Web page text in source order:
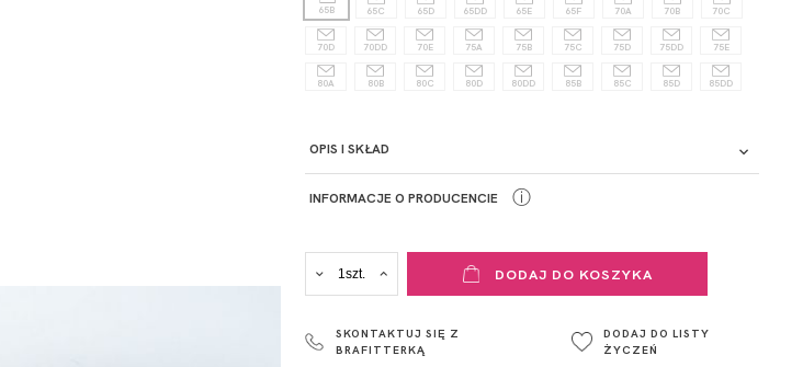
65B 65C 65D 65DD 65E 65F 70A 70B 70C
70D 70DD 70E 75A 75B 75C 75D 75DD 75E
80A 80B 80C 80D 80DD 85B 85C 85D 85DD
OPIS I SKŁAD
INFORMACJE O PRODUCENCIE
ADRES PUNKTU KONTAKTOWEGO
ul. Łowicka 89a
Głowno
ⓘ
DODAJ DO KOSZYKA
SKONTAKTUJ SIĘ Z
BRAFITTERKĄ
DODAJ DO LISTY
ŻYCZEŃ